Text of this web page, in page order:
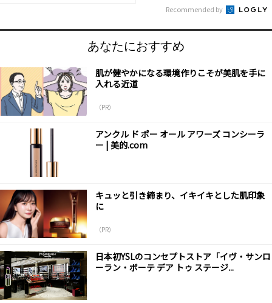
Recommended by
あなたにおすすめ
肌が健やかになる環境作りこそが美肌を手に
入れる近道
（PR）
アンクル ド ポー オール アワーズ コンシーラ
ー | 美的.com
キュッと引き締まり、イキイキとした肌印象
に
（PR）
日本初YSLのコンセプトストア「イヴ・サンロ
ーラン・ボーテ デア トゥ ステージ...